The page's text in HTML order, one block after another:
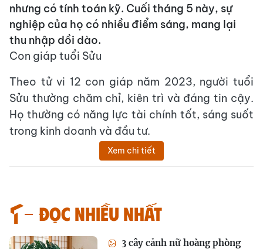
nhưng có tính toán kỹ. Cuối tháng 5 này, sự
nghiệp của họ có nhiều điểm sáng, mang lại
thu nhập dồi dào.
Con giáp tuổi Sửu
Theo tử vi 12 con giáp năm 2023, người tuổi
Sửu thường chăm chỉ, kiên trì và đáng tin cậy.
Họ thường có năng lực tài chính tốt, sáng suốt
trong kinh doanh và đầu tư.
Xem chi tiết
Đọc nhiều nhất
3 cây cảnh nữ hoàng phòng